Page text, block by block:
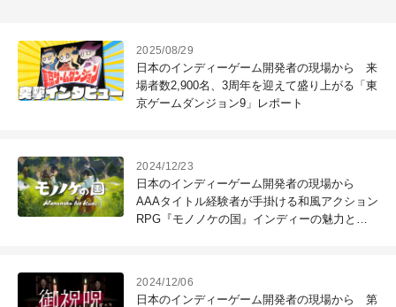
2025/08/29
日本のインディーゲーム開発者の現場から 来
場者数2,900名、3周年を迎えて盛り上がる「東
京ゲームダンジョン9」レポート
2024/12/23
日本のインディーゲーム開発者の現場から
AAAタイトル経験者が手掛ける和風アクション
RPG『モノノケの国』インディーの魅力とオ
2024/12/06
日本のインディーゲーム開発者の現場から 第